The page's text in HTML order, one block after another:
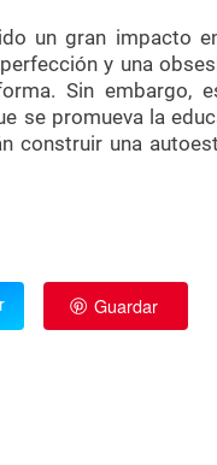
un gran impacto
y una
Sin embargo,
se promueva la
construir una
Guardar